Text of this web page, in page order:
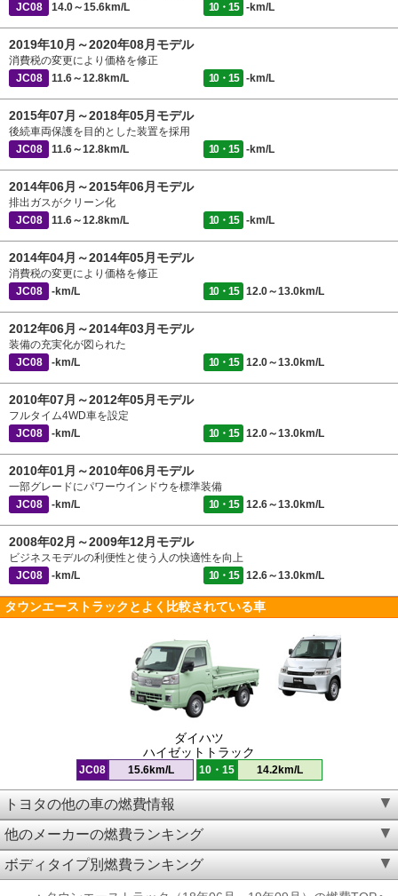
JC08
14.0～15.6km/L 10・15 -km/L
2019年10月～2020年08月モデル
消費税の変更により価格を修正
JC08
11.6～12.8km/L 10・15 -km/L
2015年07月～2018年05月モデル
後続車両保護を目的とした装置を採用
JC08
11.6～12.8km/L 10・15 -km/L
2014年06月～2015年06月モデル
排出ガスがクリーン化
JC08
11.6～12.8km/L 10・15 -km/L
2014年04月～2014年05月モデル
消費税の変更により価格を修正
JC08
-km/L 10・15 12.0～13.0km/L
2012年06月～2014年03月モデル
装備の充実化が図られた
JC08
-km/L 10・15 12.0～13.0km/L
2010年07月～2012年05月モデル
フルタイム4WD車を設定
JC08
-km/L 10・15 12.0～13.0km/L
2010年01月～2010年06月モデル
一部グレードにパワーウインドウを標準装備
JC08
-km/L 10・15 12.6～13.0km/L
2008年02月～2009年12月モデル
ビジネスモデルの利便性と使う人の快適性を向上
JC08
-km/L 10・15 12.6～13.0km/L
タウンエーストラックとよく比較されている車
ダイハツ
ハイゼットトラック
JC08 15.6km/L 10・15 14.2km/L
トヨタの他の車の燃費情報
他のメーカーの燃費ランキング
ボディタイプ別燃費ランキング